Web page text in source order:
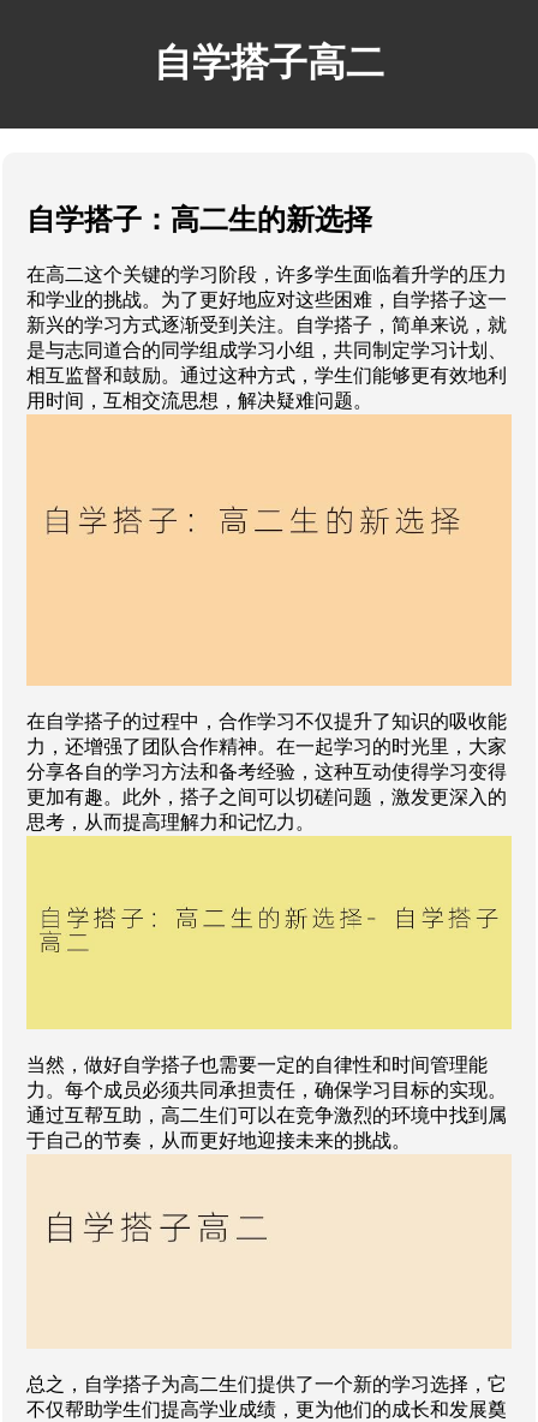
自学搭子高二
自学搭子：高二生的新选择
在高二这个关键的学习阶段，许多学生面临着升学的压力
和学业的挑战。为了更好地应对这些困难，自学搭子这一
新兴的学习方式逐渐受到关注。自学搭子，简单来说，就
是与志同道合的同学组成学习小组，共同制定学习计划、
相互监督和鼓励。通过这种方式，学生们能够更有效地利
用时间，互相交流思想，解决疑难问题。
在自学搭子的过程中，合作学习不仅提升了知识的吸收能
力，还增强了团队合作精神。在一起学习的时光里，大家
分享各自的学习方法和备考经验，这种互动使得学习变得
更加有趣。此外，搭子之间可以切磋问题，激发更深入的
思考，从而提高理解力和记忆力。
当然，做好自学搭子也需要一定的自律性和时间管理能
力。每个成员必须共同承担责任，确保学习目标的实现。
通过互帮互助，高二生们可以在竞争激烈的环境中找到属
于自己的节奏，从而更好地迎接未来的挑战。
总之，自学搭子为高二生们提供了一个新的学习选择，它
不仅帮助学生们提高学业成绩，更为他们的成长和发展奠